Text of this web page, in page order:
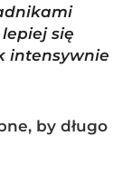
się
intensywnie
by długo